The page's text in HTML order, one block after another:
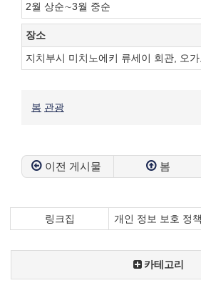
2월 상순∼3월 중순
장소
지치부시 미치노에키 류세이 회관, 오
봄 관광
이전 게시물 봄
링크집 개인 정보 보호 정책
카테고리